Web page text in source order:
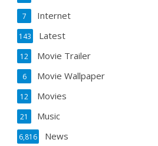
Internet
7
Latest
143
Movie Trailer
12
Movie Wallpaper
6
Movies
12
Music
21
News
6,816